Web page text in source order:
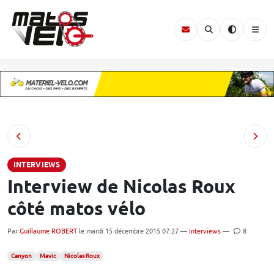
INTERVIEWS
Interview de Nicolas Roux
côté matos vélo
Par Guillaume ROBERT le mardi 15 décembre 2015 07:27 — Interviews — 8
Canyon Mavic Nicolas Roux